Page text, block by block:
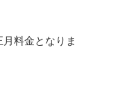
料金となりま